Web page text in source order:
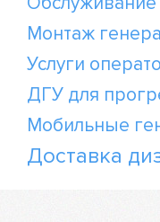
Монтаж
Услуги
ДГУ для
Мобильные
Доставка